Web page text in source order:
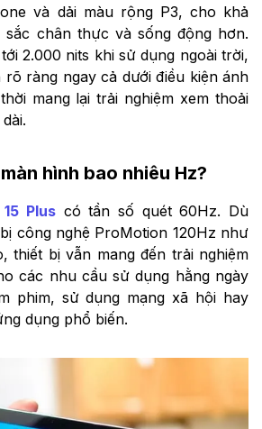
và dải màu rộng P3, cho khả
sắc chân thực và sống động hơn.
2.000 nits khi sử dụng ngoài trời,
ràng ngay cả dưới điều kiện ánh
mang lại trải nghiệm xem thoải
hình bao nhiêu Hz?
Pluscó tần số quét 60Hz. Dù
công nghệ ProMotion 120Hz như
thiết bị vẫn mang đến trải nghiệm
các nhu cầu sử dụng hằng ngày
phim, sử dụng mạng xã hội hay
dụng phổ biến.